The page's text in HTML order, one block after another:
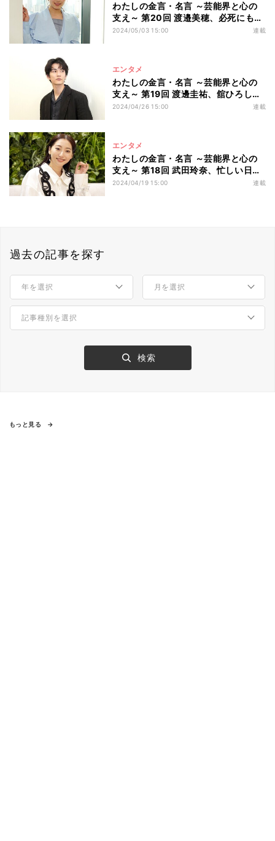
わたしの金言・名言 ～芸能界と心の
支え～ 第20回 渡邉美穂、必死にもが
いた日向坂46時代 母の教え胸に“自
2024/05/03 15:00 連載
エンタメ
わたしの金言・名言 ～芸能界と心の
支え～ 第19回 渡邊圭祐、舘ひろしか
らの言葉が自信に「今でも思い出して
2024/04/26 15:00 連載
エンタメ
わたしの金言・名言 ～芸能界と心の
支え～ 第18回 武田玲奈、忙しい日々
の中でも“自分のケア”大事に リフレ
2024/04/19 15:00 連載
過去の記事を探す
もっと見る